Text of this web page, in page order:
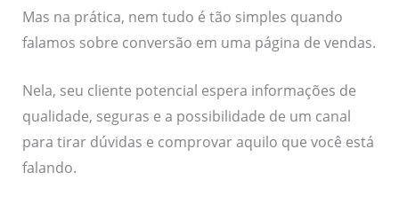
Mas na prática, nem tudo é tão simples quando
falamos sobre conversão em uma página de vendas.
Nela, seu cliente potencial espera informações de
qualidade, seguras e a possibilidade de um canal
para tirar dúvidas e comprovar aquilo que você está
falando.